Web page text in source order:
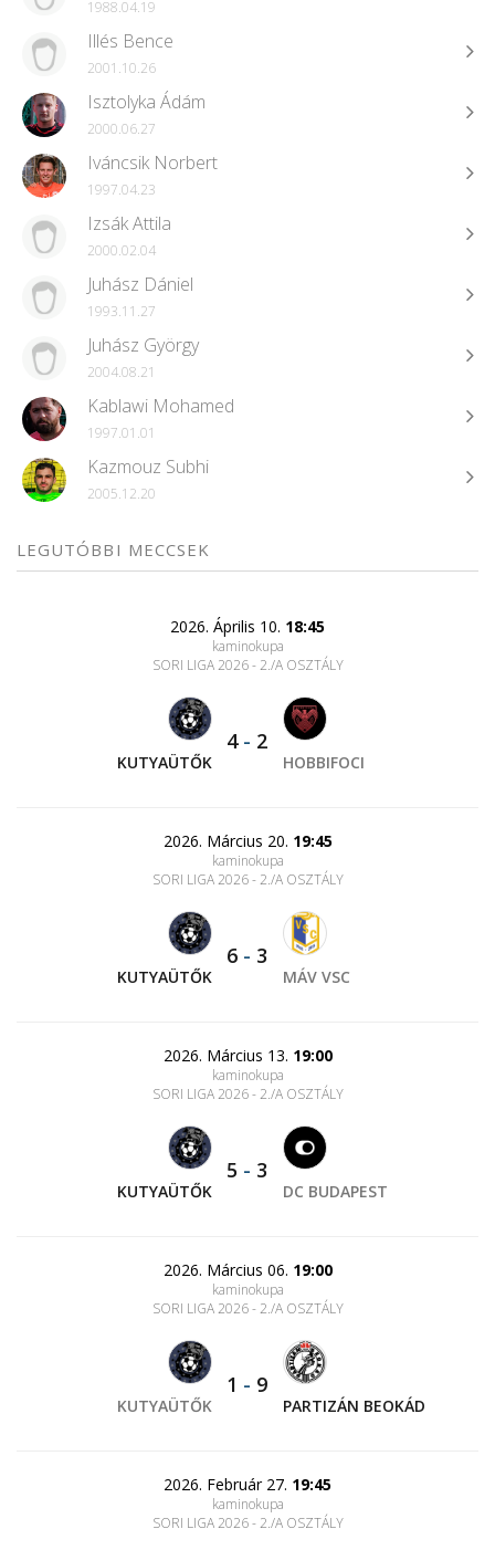
1988.04.19
Illés Bence
2001.10.26
Isztolyka Ádám
2000.06.27
Iváncsik Norbert
1997.04.23
Izsák Attila
2000.02.04
Juhász Dániel
1993.11.27
Juhász György
2004.08.21
Kablawi Mohamed
1997.01.01
Kazmouz Subhi
2005.12.20
LEGUTÓBBI MECCSEK
2026. Április 10. 18:45
kaminokupa
SORI LIGA 2026 - 2./A OSZTÁLY
KUTYAÜTŐK
4- 2
HOBBIFOCI
2026. Március 20. 19:45
kaminokupa
SORI LIGA 2026 - 2./A OSZTÁLY
KUTYAÜTŐK
6 - 3
MÁV VSC
2026. Március 13. 19:00
kaminokupa
SORI LIGA 2026 - 2./A OSZTÁLY
KUTYAÜTŐK
5 - 3
DC BUDAPEST
2026. Március 06. 19:00
kaminokupa
SORI LIGA 2026 - 2./A OSZTÁLY
KUTYAÜTŐK
1 - 9
PARTIZÁN BEOKÁD
2026. Február 27. 19:45
kaminokupa
SORI LIGA 2026 - 2./A OSZTÁLY